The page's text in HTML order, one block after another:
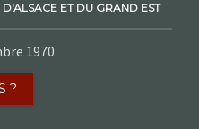
ET DU GRAND EST
1970
?